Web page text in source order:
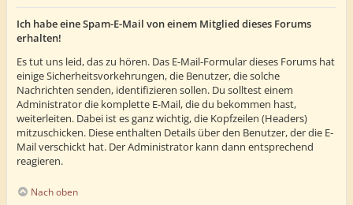
Ich habe eine Spam-E-Mail von einem Mitglied dieses Forums
erhalten!
Es tut uns leid, das zu hören. Das E-Mail-Formular dieses Forums hat
einige Sicherheitsvorkehrungen, die Benutzer, die solche
Nachrichten senden, identifizieren sollen. Du solltest einem
Administrator die komplette E-Mail, die du bekommen hast,
weiterleiten. Dabei ist es ganz wichtig, die Kopfzeilen (Headers)
mitzuschicken. Diese enthalten Details über den Benutzer, der die E-
Mail verschickt hat. Der Administrator kann dann entsprechend
reagieren.
Nach oben